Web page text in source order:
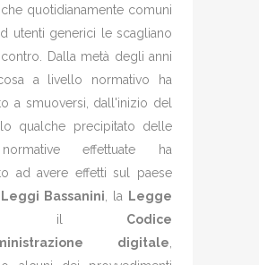
quotidianamente comuni
utenti generici le scagliano
Dalla metà degli anni
a livello normativo ha
a smuoversi, dall'inizio del
qualche precipitato delle
effettuate ha
ad avere effetti sul paese
Leggi Bassanini , la
Legge
il Codice
digitale